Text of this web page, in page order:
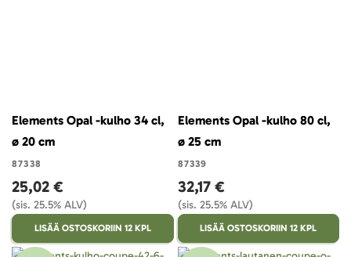
Elements Opal -kulho 34 cl,
ø 20 cm
87338
25,02 €
(sis. 25.5% ALV)
LISÄÄ OSTOSKORIIN 12 KPL
Elements Opal -kulho 80 cl,
ø 25 cm
87339
32,17 €
(sis. 25.5% ALV)
LISÄÄ OSTOSKORIIN 12 KPL